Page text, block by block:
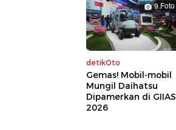
9 Foto
detikOto
Gemas! Mobil-mobil
Mungil Daihatsu
Dipamerkan di GIIAS
2026